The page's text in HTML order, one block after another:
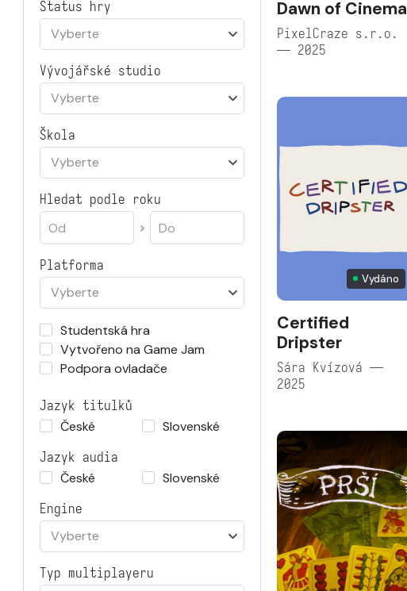
Status hry
Vyberte
Vývojářské studio
Vyberte
Škola
Vyberte
Hledat podle roku
Platforma
Vyberte
Studentská hra
Vytvořeno na Game Jam
Podpora ovladače
Jazyk titulků
České
Slovenské
Jazyk audia
České
Slovenské
Engine
Vyberte
Typ multiplayeru
Dawn of Cinema
PixelCraze s.r.o.
— 2025
Vydáno
Certified
Dripster
Sára Kvízová —
2025